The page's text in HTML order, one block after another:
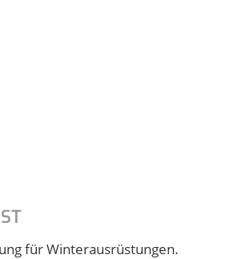
für Winterausrüstungen.